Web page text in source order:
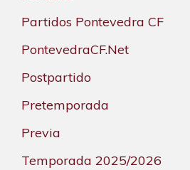
Partidos Pontevedra CF
PontevedraCF.Net
Postpartido
Pretemporada
Previa
Temporada 2025/2026